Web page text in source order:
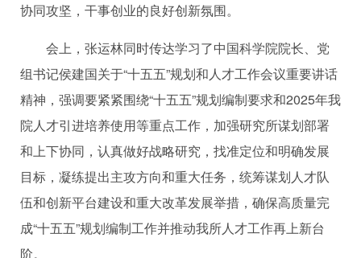
协同攻坚，干事创业的良好创新氛围。
会上，张运林同时传达学习了中国科学院院长、党
组书记侯建国关于“十五五”规划和人才工作会议重要讲话
精神，强调要紧紧围绕“十五五”规划编制要求和2025年我
院人才引进培养使用等重点工作，加强研究所谋划部署
和上下协同，认真做好战略研究，找准定位和明确发展
目标，凝练提出主攻方向和重大任务，统筹谋划人才队
伍和创新平台建设和重大改革发展举措，确保高质量完
成“十五五”规划编制工作并推动我所人才工作再上新台
阶。